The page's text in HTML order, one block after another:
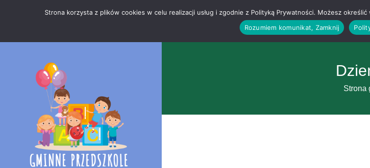
Strona
Strona korzysta z plików cookies w celu realizacji usług i zgodnie z Polityką Prywatności. Możesz
Rozumiem komunikat, Zamknij